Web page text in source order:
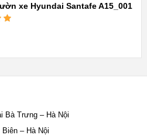
xe Hyundai Santafe A15_001
Bà Trưng – Hà Nội
– Hà Nội